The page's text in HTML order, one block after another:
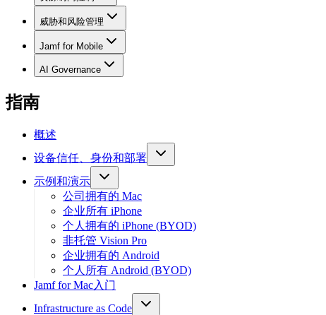
威胁和风险管理
Jamf for Mobile
AI Governance
指南
概述
设备信任、身份和部署
示例和演示
公司拥有的 Mac
企业所有 iPhone
个人拥有的 iPhone (BYOD)
非托管 Vision Pro
企业拥有的 Android
个人所有 Android (BYOD)
Jamf for Mac入门
Infrastructure as Code